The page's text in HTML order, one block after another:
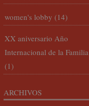
women's lobby (14)
XX aniversario Año
Internacional de la Familia
(1)
ARCHIVOS